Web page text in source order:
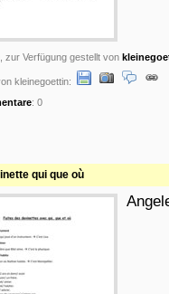
zur Verfügung gestellt von
kleinegoettin:
: 0
qui que où